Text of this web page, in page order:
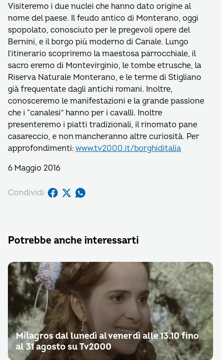
Visiteremo i due nuclei che hanno dato origine al
nome del paese. Il feudo antico di Monterano, oggi
spopolato, conosciuto per le pregevoli opere del
Bernini, e il borgo più moderno di Canale. Lungo
l’itinerario scopriremo la maestosa parrocchiale, il
sacro eremo di Montevirginio, le tombe etrusche, la
Riserva Naturale Monterano, e le terme di Stigliano
già frequentate dagli antichi romani. Inoltre,
conosceremo le manifestazioni e la grande passione
che i “canalesi” hanno per i cavalli. Inoltre
presenteremo i piatti tradizionali, il rinomato pane
casareccio, e non mancheranno altre curiosità. Per
approfondimenti: www.tv2000.it/borghiditalia
6 Maggio 2016
Condividi:
Potrebbe anche interessarti
Milagros dal lunedì al venerdì alle 13.10 fino
al 31 agosto su Tv2000